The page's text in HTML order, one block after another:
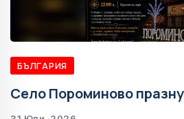
БЪЛГАРИЯ
Село Пороминово